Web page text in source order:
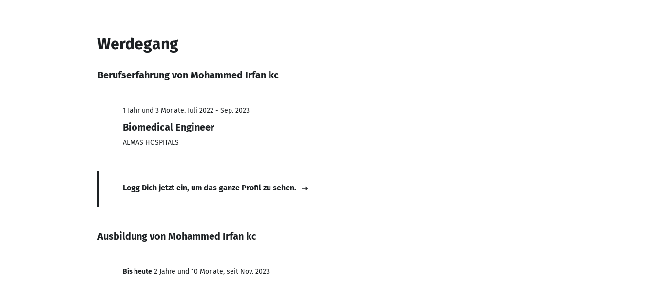
Werdegang
Berufserfahrung von Mohammed Irfan kc
1 Jahr und 3 Monate, Juli 2022 - Sep. 2023
Biomedical Engineer
ALMAS HOSPITALS
Logg Dich jetzt ein, um das ganze Profil zu sehen.
Ausbildung von Mohammed Irfan kc
Bis heute 2 Jahre und 10 Monate, seit Nov. 2023